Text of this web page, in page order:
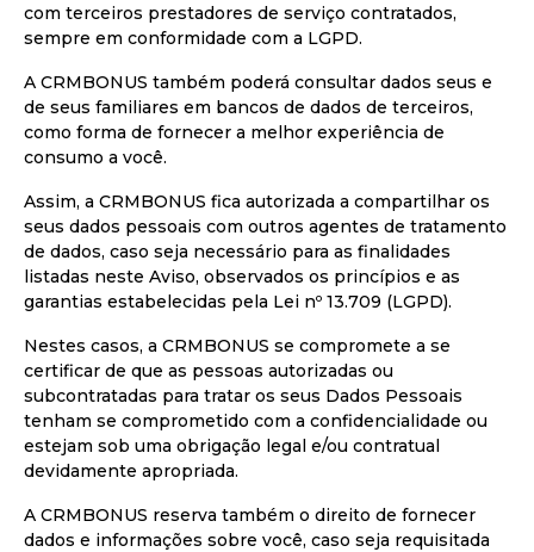
com terceiros prestadores de serviço contratados,
sempre em conformidade com a LGPD.
A CRMBONUS também poderá consultar dados seus e
de seus familiares em bancos de dados de terceiros,
como forma de fornecer a melhor experiência de
consumo a você.
Assim, a CRMBONUS fica autorizada a compartilhar os
seus dados pessoais com outros agentes de tratamento
de dados, caso seja necessário para as finalidades
listadas neste Aviso, observados os princípios e as
garantias estabelecidas pela Lei nº 13.709 (LGPD).
Nestes casos, a CRMBONUS se compromete a se
certificar de que as pessoas autorizadas ou
subcontratadas para tratar os seus Dados Pessoais
tenham se comprometido com a confidencialidade ou
estejam sob uma obrigação legal e/ou contratual
devidamente apropriada.
A CRMBONUS reserva também o direito de fornecer
dados e informações sobre você, caso seja requisitada